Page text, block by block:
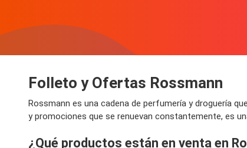
Folleto y Ofertas Rossmann
Rossmann es una cadena de perfumería y droguería
y promociones que se renuevan constantemente, es
¿Qué productos están en venta en